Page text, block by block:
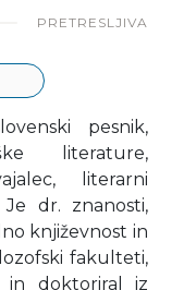
PRETRESLJIVA
pesnik,
literature,
literarni
dr. znanosti,
književnost in
fakulteti,
in doktoriral iz